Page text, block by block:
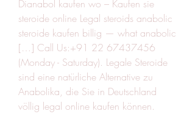
Dianabol kaufen wo – Kaufen sie
steroide online Legal steroids anabolic
steroide kaufen billig — what anabolic
[…] Call Us:+91 22 67437456
(Monday - Saturday). Legale Steroide
sind eine natürliche Alternative zu
Anabolika, die Sie in Deutschland
völlig legal online kaufen können.